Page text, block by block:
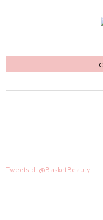
Tweets di @BasketBeauty